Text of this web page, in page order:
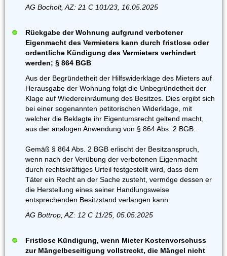
AG Bocholt, AZ: 21 C 101/23, 16.05.2025
Rückgabe der Wohnung aufgrund verbotener
Eigenmacht des Vermieters kann durch fristlose oder
ordentliche Kündigung des Vermieters verhindert
werden; § 864 BGB
Aus der Begründetheit der Hilfswiderklage des Mieters auf
Herausgabe der Wohnung folgt die Unbegründetheit der
Klage auf Wiedereinräumung des Besitzes. Dies ergibt sich
bei einer sogenannten petitorischen Widerklage, mit
welcher die Beklagte ihr Eigentumsrecht geltend macht,
aus der analogen Anwendung von § 864 Abs. 2 BGB.
Gemäß § 864 Abs. 2 BGB erlischt der Besitzanspruch,
wenn nach der Verübung der verbotenen Eigenmacht
durch rechtskräftiges Urteil festgestellt wird, dass dem
Täter ein Recht an der Sache zusteht, vermöge dessen er
die Herstellung eines seiner Handlungsweise
entsprechenden Besitzstand verlangen kann.
AG Bottrop, AZ: 12 C 11/25, 05.05.2025
Fristlose Kündigung, wenn Mieter Kostenvorschuss
zur Mängelbeseitigung vollstreckt, die Mängel nicht